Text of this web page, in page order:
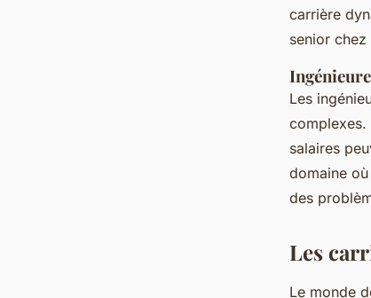
carrière
senior chez
Les
complexes.
salaires
domaine
des
Les
Le monde